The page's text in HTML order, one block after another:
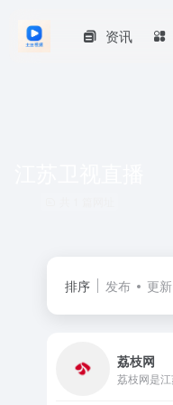
资讯
排序 发布 更新
荔枝网